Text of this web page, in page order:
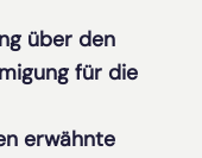
über den
für die
erwähnte